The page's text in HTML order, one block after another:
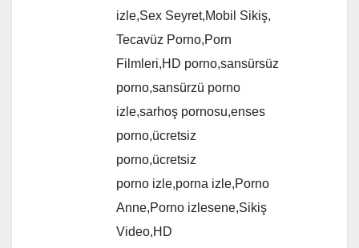
izle,Sex Seyret,Mobil Sikiş,
Tecavüz Porno,Porn
Filmleri,HD porno,sansürsüz
porno,sansürzü porno
izle,sarhoş pornosu,enses
porno,ücretsiz
porno,ücretsiz
porno izle,porna izle,Porno
Anne,Porno izlesene,Sikiş
Video,HD